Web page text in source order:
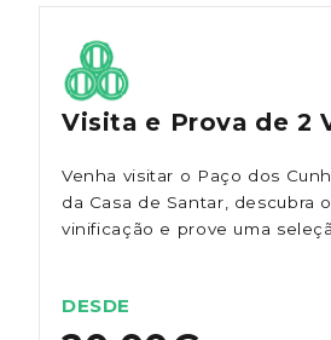
Visita e Prova de 2
Venha visitar o Paço dos
da Casa de Santar, descubra
vinificação e prove uma
DESDE